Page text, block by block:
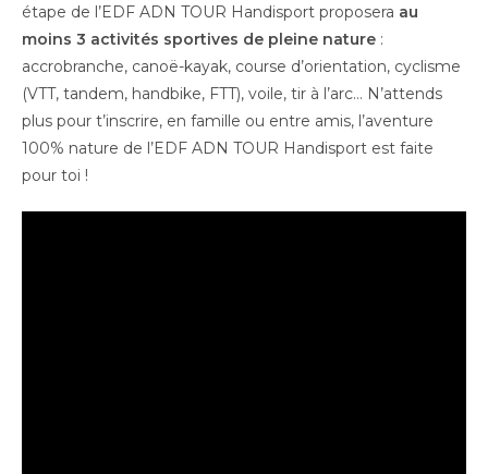
étape de l’EDF ADN TOUR Handisport proposera au
moins 3 activités sportives de pleine nature :
accrobranche, canoë-kayak, course d’orientation, cyclisme
(VTT, tandem, handbike, FTT), voile, tir à l’arc… N’attends
plus pour t’inscrire, en famille ou entre amis, l’aventure
100% nature de l’EDF ADN TOUR Handisport est faite
pour toi !